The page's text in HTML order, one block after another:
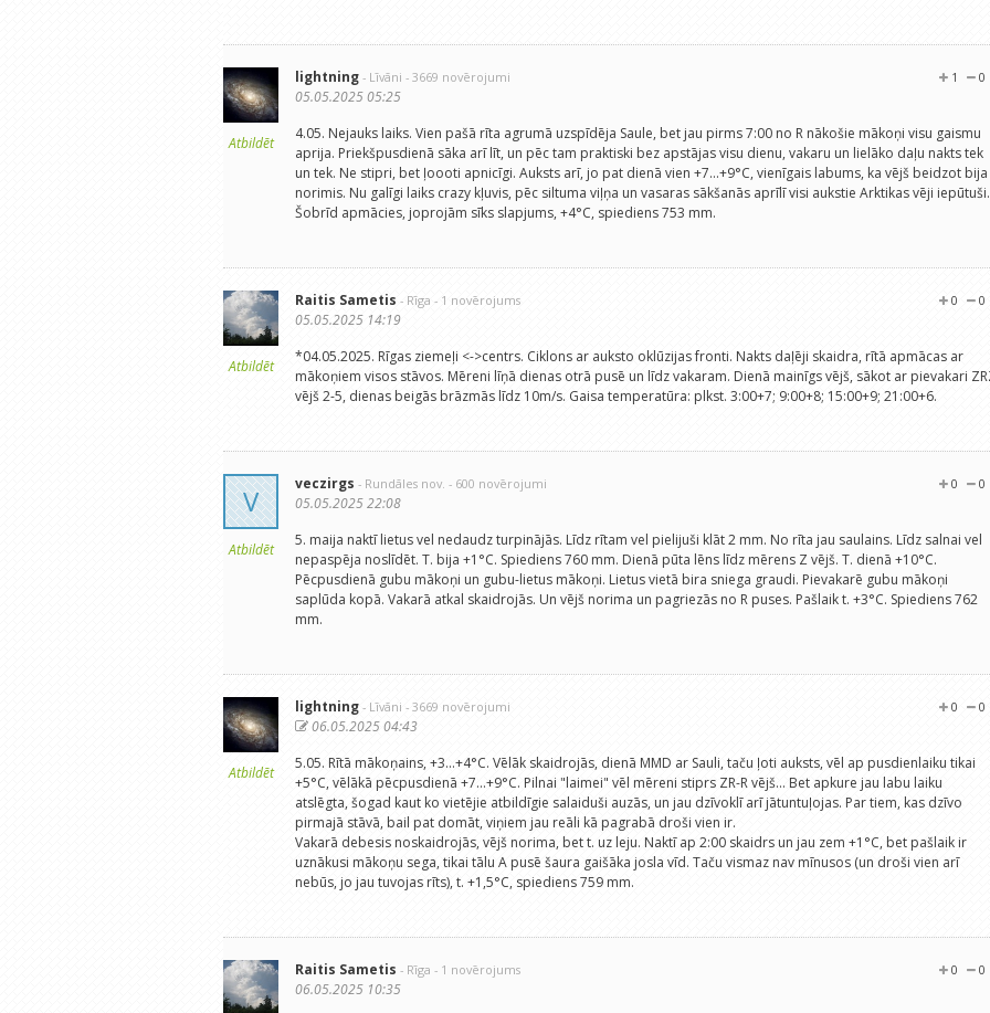
Atbildēt
lightning - Līvāni - 3669 novērojumi 0
1
05.05.2025 05:25
4.05. Nejauks laiks. Vien pašā rīta agrumā uzspīdēja Saule, bet jau pirms 7:00 no R nākošie mākoņi visu gaismu
aprija. Priekšpusdienā sāka arī līt, un pēc tam praktiski bez apstājas visu dienu, vakaru un lielāko daļu nakts tek
un tek. Ne stipri, bet ļoooti apnicīgi. Auksts arī, jo pat dienā vien +7...+9°C, vienīgais labums, ka vējš beidzot bija
norimis. Nu galīgi laiks crazy kļuvis, pēc siltuma viļņa un vasaras sākšanās aprīlī visi aukstie Arktikas vēji
Šobrīd apmācies, joprojām sīks slapjums, +4°C, spiediens 753 mm.
Atbildēt
Raitis Sametis - Rīga - 1 novērojums 0
0
05.05.2025 14:19
*04.05.2025. Rīgas ziemeļi <->centrs. Ciklons ar auksto oklūzijas fronti. Nakts daļēji skaidra, rītā apmācas ar
mākoņiem visos stāvos. Mēreni līņā dienas otrā pusē un līdz vakaram. Dienā mainīgs vējš, sākot ar pievakari
vējš 2-5, dienas beigās brāzmās līdz 10m/s. Gaisa temperatūra: plkst. 3:00+7; 9:00+8; 15:00+9; 21:00+6.
V
Atbildēt
veczirgs - Rundāles nov. - 600 novērojumi 0
0
05.05.2025 22:08
5. maija naktī lietus vel nedaudz turpinājās. Līdz rītam vel pielijuši klāt 2 mm. No rīta jau saulains. Līdz salnai vel
nepaspēja noslīdēt. T. bija +1°C. Spiediens 760 mm. Dienā pūta lēns līdz mērens Z vējš. T. dienā +10°C.
Pēcpusdienā gubu mākoņi un gubu-lietus mākoņi. Lietus vietā bira sniega graudi. Pievakarē gubu mākoņi
saplūda kopā. Vakarā atkal skaidrojās. Un vējš norima un pagriezās no R puses. Pašlaik t. +3°C. Spiediens 762
mm.
Atbildēt
lightning - Līvāni - 3669 novērojumi 0
0
06.05.2025 04:43
5.05. Rītā mākoņains, +3...+4°C. Vēlāk skaidrojās, dienā MMD ar Sauli, taču ļoti auksts, vēl ap pusdienlaiku tikai
+5°C, vēlākā pēcpusdienā +7...+9°C. Pilnai "laimei" vēl mēreni stiprs ZR-R vējš... Bet apkure jau labu laiku
atslēgta, šogad kaut ko vietējie atbildīgie salaiduši auzās, un jau dzīvoklī arī jātuntuļojas. Par tiem, kas dzīvo
pirmajā stāvā, bail pat domāt, viņiem jau reāli kā pagrabā droši vien ir.
Vakarā debesis noskaidrojās, vējš norima, bet t. uz leju. Naktī ap 2:00 skaidrs un jau zem +1°C, bet pašlaik ir
uznākusi mākoņu sega, tikai tālu A pusē šaura gaišāka josla vīd. Taču vismaz nav mīnusos (un droši vien arī
nebūs, jo jau tuvojas rīts), t. +1,5°C, spiediens 759 mm.
Raitis Sametis - Rīga - 1 novērojums 0
0
06.05.2025 10:35